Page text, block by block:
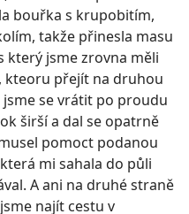
bouřka s krupobitím,
takže přinesla masu
který jsme zrovna měli
kteoru přejít na druhou
se vrátit po proudu
širší a dal se opatrně
pomoct podanou
mi sahala do půli
A ani na druhé straně
najít cestu v